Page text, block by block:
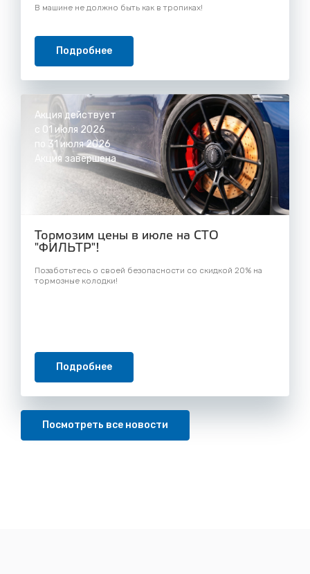
В машине не должно быть как в тропиках!
Подробнее
Акция действует
с 01 июля 2026
по 31 июля 2026
Акция завершена
Тормозим цены в июле на СТО
"ФИЛЬТР"!
Позаботьтесь о своей безопасности со скидкой 20% на
тормозные колодки!
Подробнее
Посмотреть все новости